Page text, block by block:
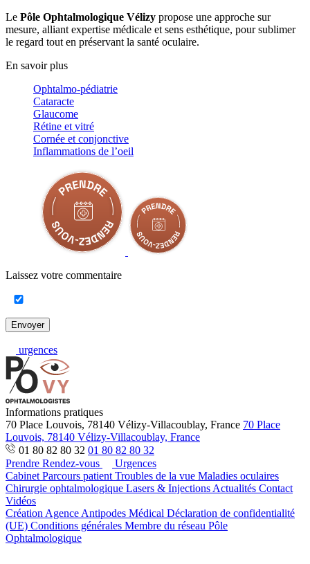
Le Pôle Ophtalmologique Vélizy propose une approche sur
mesure, alliant expertise médicale et sens esthétique, pour sublimer
le regard tout en préservant la santé oculaire.
En savoir plus
Ophtalmo-pédiatrie
Cataracte
Glaucome
Rétine et vitré
Cornée et conjonctive
Inflammations de l’oeil
Laissez votre commentaire
Envoyer
urgences
Informations pratiques
70 Place Louvois, 78140 Vélizy-Villacoublay, France 70 Place
Louvois, 78140 Vélizy-Villacoublay, France
01 80 82 80 32 01 80 82 80 32
Prendre Rendez-vous
Urgences
Cabinet Parcours patient Troubles de la vue Maladies oculaires
Chirurgie ophtalmologique Lasers & Injections Actualités Contact
Vidéos
Création Agence Antipodes Médical Déclaration de confidentialité
(UE) Conditions générales Membre du réseau Pôle
Ophtalmologique